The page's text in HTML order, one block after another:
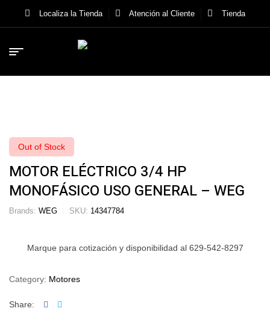
Localiza la Tienda Atención al Cliente Tienda
Out of Stock
MOTOR ELÉCTRICO 3/4 HP
MONOFÁSICO USO GENERAL – WEG
Brands: WEG SKU: 14347784
Marque para cotización y disponibilidad al 629-542-8297
Category: Motores
Share: Facebook